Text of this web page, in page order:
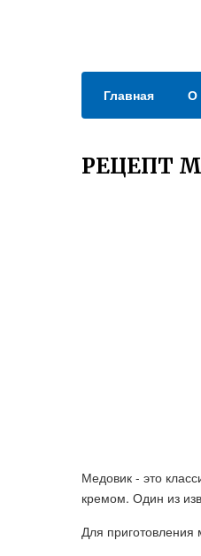
Главная О
РЕЦЕПТ
Медовик - это
кремом. Один из
Для